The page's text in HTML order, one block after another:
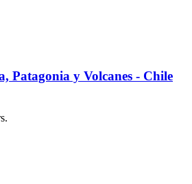
Patagonia y Volcanes - Chile